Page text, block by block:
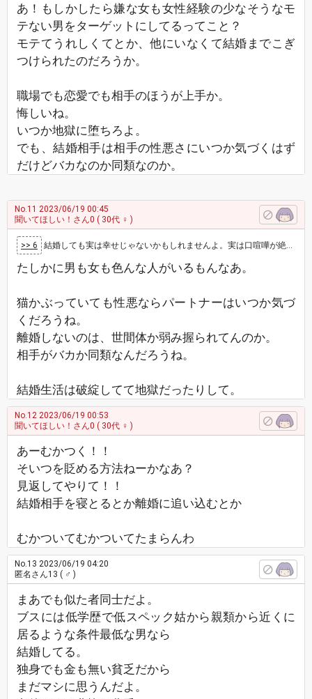
あ！もしかしたら嫌な女も女性経験の少なそうなモ
テない男をターゲットにしてるってこと？
モテてうれしくてとか、他にいなくて結婚までこぎ
つけられたのだろうか。
職場でも恋愛でも相手のほうが上手か。
悔しいね。
いつか地獄に堕ちろよ。
でも、結婚相手は相手の性悪さにいつか気づくはず
だけどバカなのか同類なのか。
No.11 2023/06/19 00:45
聞いてほしい！さん0 ( 30代 ♀ )
>> 6 結婚しても実は幸せじゃないかもしれませんよ。実は口喧嘩が絶えなかったり、お金のことで揉めたり、色々なことがあるかもしれません。どの家庭にも一…
たしかに男も女も色んな人がいるもんなあ。
猫かぶっていても性悪ならパートナーはいつか気づ
くだろうね。
離婚しないのは、世間体か弱み握られてんのか。
相手がバカか同類なんだろうね。
結婚生活は破綻してて地獄だったりして。
No.12 2023/06/19 00:53
聞いてほしい！さん0 ( 30代 ♀ )
あーむかつく！！
そいつを貶める方法ねーかなあ？
見返してやりて！！
結婚相手を寝とるとか離婚に追い込むとか
むかついてむかついてたまらんわ
No.13 2023/06/19 04:20
匿名さん13 ( ♂ )
まあでも似た者同士だよ。
ブスには低学歴で低スペック姑から親類から近くに
居るような条件最低な男なら
結婚してる。
独身でも金も無い貧乏だから
まだマシに思うんだよ。